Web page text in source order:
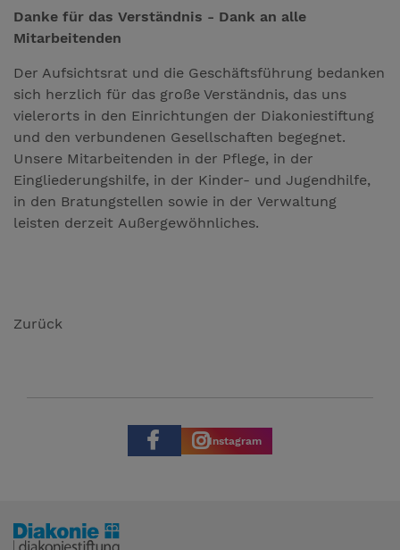
Danke für das Verständnis - Dank an alle
Mitarbeitenden
Der Aufsichtsrat und die Geschäftsführung bedanken
sich herzlich für das große Verständnis, das uns
vielerorts in den Einrichtungen der Diakoniestiftung
und den verbundenen Gesellschaften begegnet.
Unsere Mitarbeitenden in der Pflege, in der
Eingliederungshilfe, in der Kinder- und Jugendhilfe,
in den Bratungstellen sowie in der Verwaltung
leisten derzeit Außergewöhnliches.
Zurück
Instagram